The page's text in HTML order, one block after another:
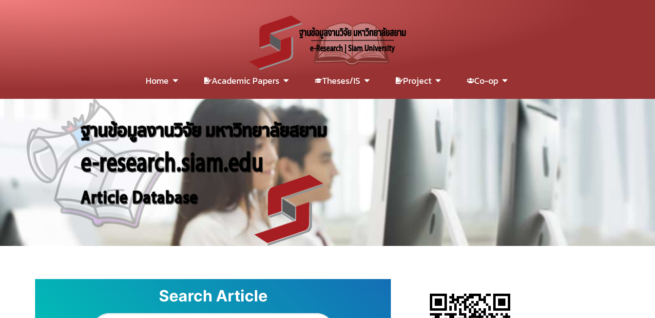
Home Academic Papers Theses/IS Project Co-op
Search Article